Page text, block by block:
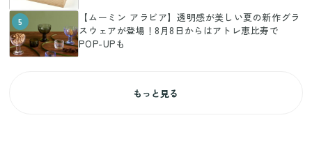
5
【ムーミン アラビア】透明感が美しい夏の新作グラ
スウェアが登場！8月8日からはアトレ恵比寿で
POP-UPも
もっと見る